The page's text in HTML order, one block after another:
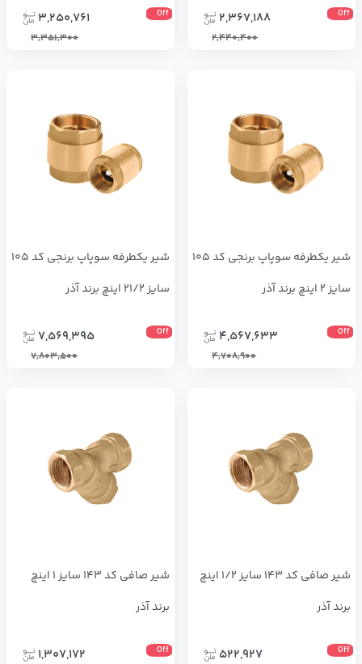
Off
2,367,188
2,440,400
Off
3,250,761
3,351,300
شیر یکطرفه سوپاپ برنجی کد 105
سایز 2 اینچ برند آذر
Off
4,567,633
4,708,900
شیر یکطرفه سوپاپ برنجی کد 105
سایز 21/2 اینچ برند آذر
Off
7,569,395
7,803,500
شیر صافی کد 143 سایز 1/2 اینچ
برند آذر
Off
522,927
شیر صافی کد 143 سایز 1 اینچ
برند آذر
Off
1,307,172